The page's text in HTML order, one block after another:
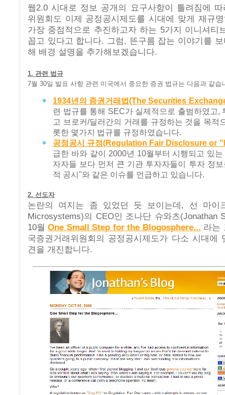
웹2.0 시대로 정보 공개의 요구사항이 틀려짐에
위원회도 이제 공정공시제도를 시대에 맞게 재규
가장 중점적으로 추진하고자 하는 5가지 이니셔티
꼽고 있다고 합니다. 그럼, 뜬구름 잡는 이야기를
해 배경 설명을 추가해보겠습니다.
1. 관련 법규
7월 30일 발표 사항 관련 미국에서 중요한 증권 법규는 다음과 같습
1934년의 증권거래법(The Securities
련 법규를 통해 SEC가 실제적으로 출범하였고,
고 브로커/딜러간의 거래를 규정하는 것을 목적
롯한 몇가지 법규를 규정하였습니다.
공정공시 규정(Regulation Fair Disclosure or
급한 바와 같이 2000년 10월부터 시행되고 있
자자들 보다 먼저 큰 기관 투자자들이 투자 정
적 공시"와 같은 이슈를 언급하고 있습니다.
2. 선도자
논란의 여지는 좀 있었던 듯 보이는데, 선 마이
Microsystems)의 CEO인 조나단 슈와츠(Jonathan
10월One Small Step for the Blogosphere... 라는
국증권거래위원회의 공정공시제도가 다소 시대에
견을 개진합니다.